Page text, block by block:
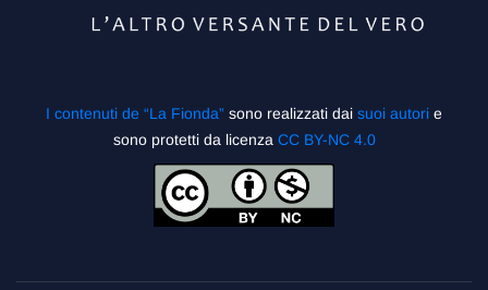
I contenuti de “La Fionda” sono realizzati dai suoi autori e
sono protetti da licenza CC BY-NC 4.0